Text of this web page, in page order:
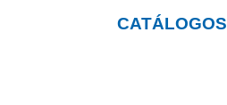
CATÁLOGOS